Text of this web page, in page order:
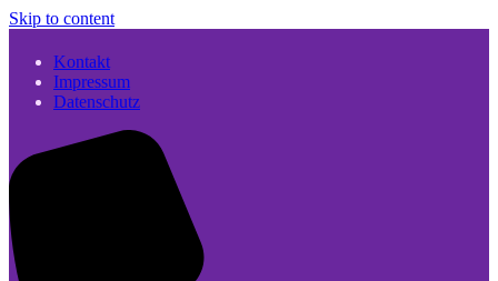
Skip to content
Kontakt
Impressum
Datenschutz